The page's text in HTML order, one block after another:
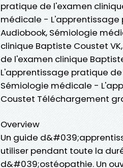
pratique de l'examen
médicale - L'apprentissage
Audiobook, Sémiologie
clinique Baptiste Coustet
de l'examen clinique
L'apprentissage pratique
Sémiologie médicale -
Coustet Téléchargement
Overview
Un guide
utiliser pendant toute la
d&#039;ostéopathie. Un